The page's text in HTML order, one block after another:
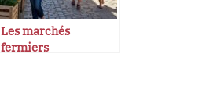
Les marchés
fermiers